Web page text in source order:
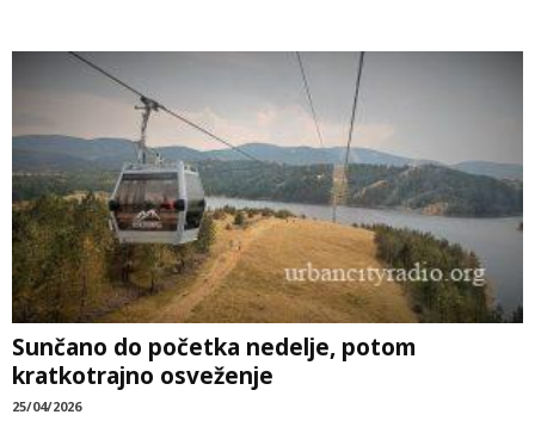
Sunčano do početka nedelje, potom
kratkotrajno osveženje
25/04/2026